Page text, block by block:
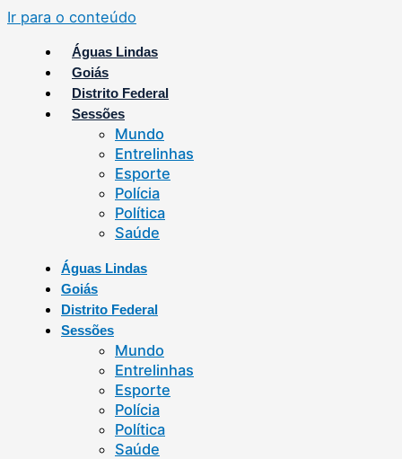
Ir para o conteúdo
Águas Lindas
Goiás
Distrito Federal
Sessões
Mundo
Entrelinhas
Esporte
Polícia
Política
Saúde
Águas Lindas
Goiás
Distrito Federal
Sessões
Mundo
Entrelinhas
Esporte
Polícia
Política
Saúde